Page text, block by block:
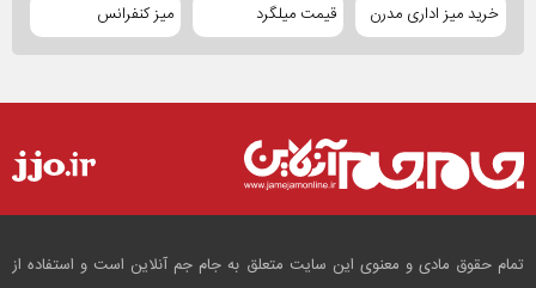
خرید میز اداری مدرن قیمت میلگرد میز کنفرانس
تمام حقوق مادی و معنوی این سایت متعلق به جام جم آنلاین است و استفاده از